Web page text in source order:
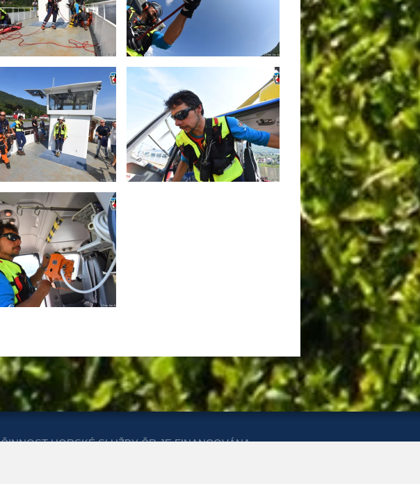
ČINNOST HORSKÉ SLUŽBY ČR JE FINANCOVÁNA